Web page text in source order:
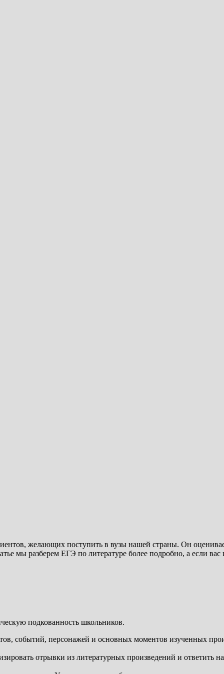
желающих поступить в вузы нашей страны. Он
мы разберем ЕГЭ по литературе более подробно, а если вас
подкованность школьников.
событий, персонажей и основных моментов изученных
отрывки из литературных произведений и